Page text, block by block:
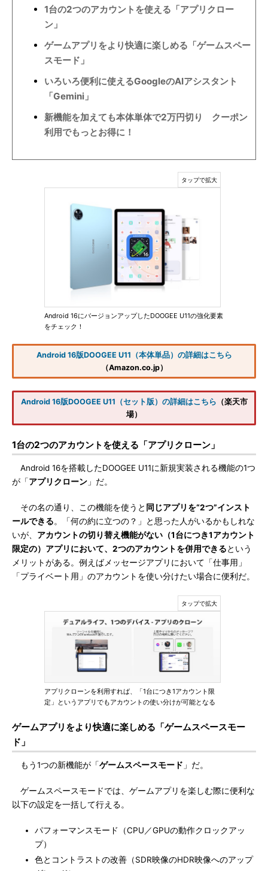
1台の2つのアカウントを使える「アプリクロー
ン」
ゲームアプリをより快適に楽しめる「ゲームスペー
スモード」
いろいろ便利に使えるGoogleのAIアシスタント
「Gemini」
新機能を加えても本体単体で2万円切り クーポン
利用でもっとお得に！
Android 16にバージョンアップしたDOOGEE U11の強化要素
をチェック！
Android 16版DOOGEE U11（本体単品）の詳細はこちら
（Amazon.co.jp）
Android 16版DOOGEE U11（セット版）の詳細はこちら （楽天市
場）
1台の2つのアカウントを使える「アプリクローン」
Android 16を搭載したDOOGEE U11に新規実装される機能の1つ
が「アプリクローン 」だ。
その名の通り、この機能を使うと 同じアプリを“2つ”インスト
ールできる。「何の約に立つの？」と思った人がいるかもしれな
いが、 アカウントの切り替え機能がない（1台につき1アカウント
限定の）アプリにおいて、2つのアカウントを併用できるという
メリットがある。例えばメッセージアプリにおいて「仕事用」
「プライベート用」のアカウントを使い分けたい場合に便利だ。
アプリクローンを利用すれば、「1台につき1アカウント限
定」というアプリでもアカウントの使い分けが可能となる
ゲームアプリをより快適に楽しめる「ゲームスペースモー
ド」
もう1つの新機能が「ゲームスペースモード 」だ。
ゲームスペースモードでは、ゲームアプリを楽しむ際に便利な
以下の設定を一括して行える。
パフォーマンスモード（CPU／GPUの動作クロックアッ
プ）
色とコントラストの改善（SDR映像のHDR映像へのアップ